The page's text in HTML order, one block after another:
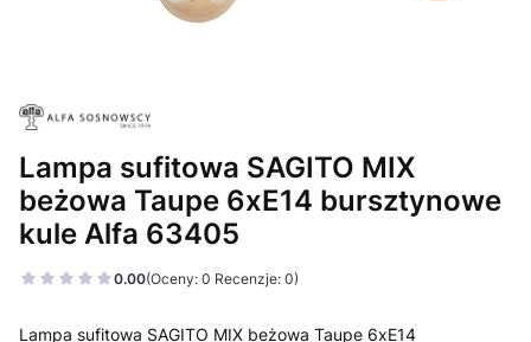
Lampa sufitowa SAGITO MIX
beżowa Taupe 6xE14 bursztynowe
kule Alfa 63405
0.00(Oceny: 0 Recenzje: 0)
Lampa sufitowa SAGITO MIX beżowa Taupe 6xE14